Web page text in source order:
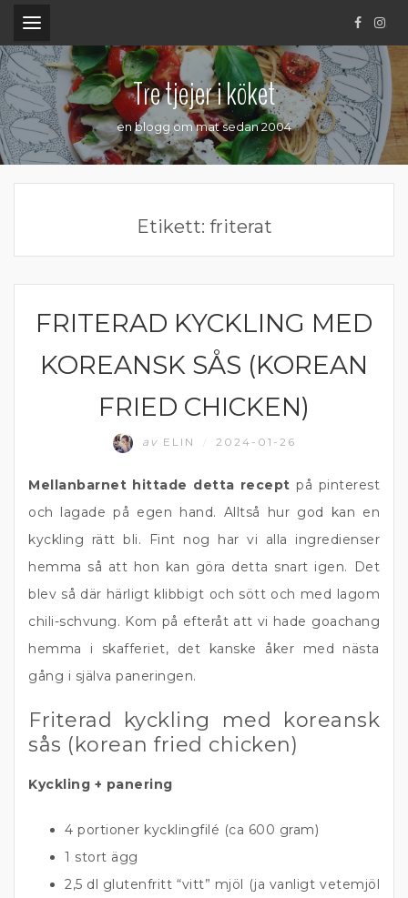
.
Tre tjejer i köket
en blogg om mat sedan 2004
Etikett: friterat
KOMFORTMAT
FRITERAD KYCKLING MED
KOREANSK SÅS (KOREAN
FRIED CHICKEN)
av ELIN 2024-01-26
Mellanbarnet hittade detta recept på pinterest
och lagade på egen hand. Alltså hur god kan en
kyckling rätt bli. Fint nog har vi alla ingredienser
hemma så att hon kan göra detta snart igen. Det
blev så där härligt klibbigt och sött och med lagom
chili-schvung. Kom på efteråt att vi hade goachang
hemma i skafferiet, det kanske åker med nästa
gång i själva paneringen.
Friterad kyckling med koreansk
sås (korean fried chicken)
Kyckling + panering
4 portioner kycklingfilé (ca 600 gram)
1 stort ägg
2,5 dl glutenfritt “vitt” mjöl (ja vanligt vetemjöl